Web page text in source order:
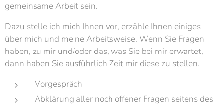
gemeinsame Arbeit sein.
Dazu stelle ich mich Ihnen vor, erzähle Ihnen einiges
über mich und meine Arbeitsweise. Wenn Sie Fragen
haben, zu mir und/oder das, was Sie bei mir erwartet,
dann haben Sie ausführlich Zeit mir diese zu stellen.
Vorgespräch
Abklärung aller noch offener Fragen seitens des